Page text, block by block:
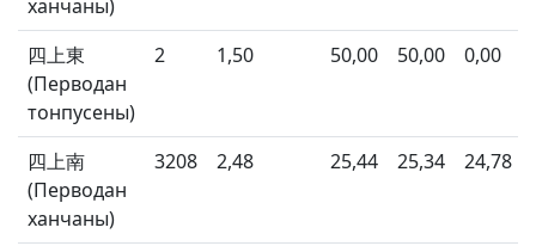
ханчаны)
四上東
(Перводан
тонпусены)
2 1,50 50,00 50,00 0,00
四上南
(Перводан
ханчаны)
3208 2,48 25,44 25,34 24,78